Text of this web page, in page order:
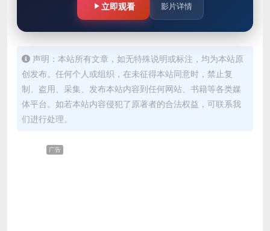
立即观看 影片详情
声明：本站所有文章，如无特殊说明或标注，均为本站原
创发布。任何个人或组织，在未征得本站同意时，禁止复
制、盗用、采集、发布本站内容到任何网站、书籍等各类媒
体平台。如若本站内容侵犯了原著者的合法权益，可联系我
们进行处理。
广告